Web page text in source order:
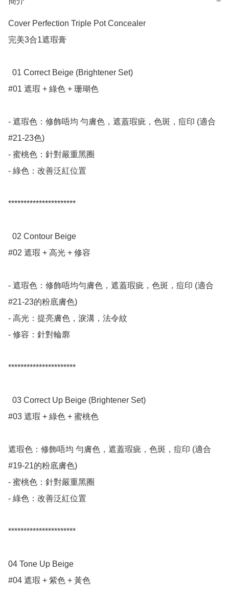
Cover Perfection Triple Pot Concealer
完美3合1遮瑕膏
#01 遮瑕 + 綠色 + 珊瑚色
- 遮瑕色：修飾唔均 勻膚色，遮蓋瑕疵，色斑，痘印 (適合
#21-23色)
- 蜜桃色：針對嚴重黑圈
- 綠色：改善泛紅位置
**********************
#02 遮瑕 + 高光 + 修容
- 遮瑕色：修飾唔均勻膚色，遮蓋瑕疵，色斑，痘印 (適合
#21-23的粉底膚色)
- 高光：提亮膚色，淚溝，法令紋
- 修容：針對輪廓
**********************
#03 遮瑕 + 綠色 + 蜜桃色
遮瑕色：修飾唔均 勻膚色，遮蓋瑕疵，色斑，痘印 (適合
#19-21的粉底膚色)
- 蜜桃色：針對嚴重黑圈
- 綠色：改善泛紅位置
**********************
04 Tone Up Beige
#04 遮瑕 + 紫色 + 黃色